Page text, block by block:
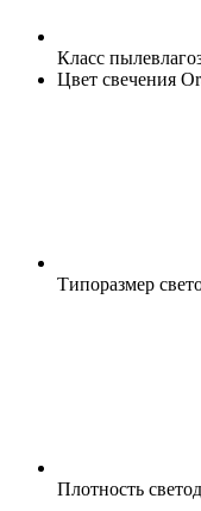
Класс
Цвет свечения
Типоразмер
Плотность